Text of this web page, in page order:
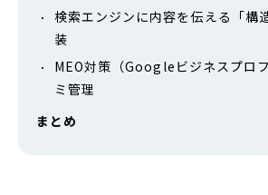
検索エンジンに内容を伝える「構
装
MEO対策（Googleビジネスプロ
ミ管理
まとめ